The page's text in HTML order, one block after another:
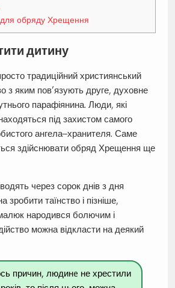
обряду Хрещення
дитину
традиційний християнський
з яким пов’язують друге, духовне
парафіянина. Люди, які
під захистом самого
ангела–хранителя. Саме
здійснювати обряд Хрещення ще
через сорок днів з дня
таїнство і пізніше,
народився болючим і
можна відкласти на деякий
причин, людинe не хрестили